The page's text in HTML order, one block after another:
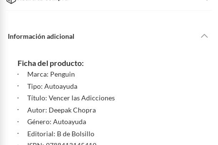
Información adicional
Ficha del producto:
Marca: Penguin
Tipo: Autoayuda
Título: Vencer las Adicciones
Autor: Deepak Chopra
Género: Autoayuda
Editorial: B de Bolsillo